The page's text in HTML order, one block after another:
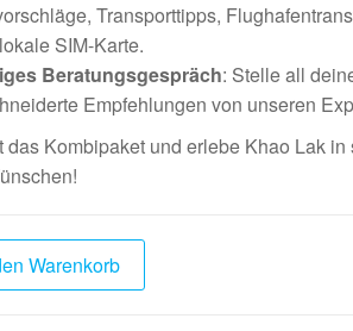
Transporttipps,
SIM-Karte.
Beratungsgespräch: Stelle all
Empfehlungen von unseren
das Kombipaket und erlebe Khao Lak
Warenkorb